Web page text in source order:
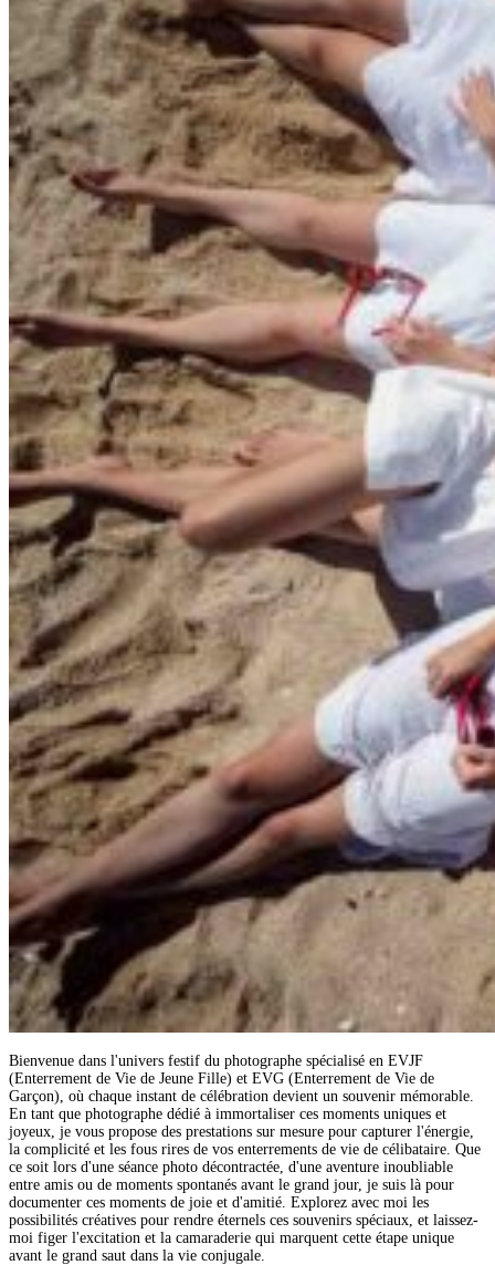
Bienvenue dans l'univers festif du photographe spécialisé en EVJF
(Enterrement de Vie de Jeune Fille) et EVG (Enterrement de Vie de
Garçon), où chaque instant de célébration devient un souvenir mémorable.
En tant que photographe dédié à immortaliser ces moments uniques et
joyeux, je vous propose des prestations sur mesure pour capturer l'énergie,
la complicité et les fous rires de vos enterrements de vie de célibataire. Que
ce soit lors d'une séance photo décontractée, d'une aventure inoubliable
entre amis ou de moments spontanés avant le grand jour, je suis là pour
documenter ces moments de joie et d'amitié. Explorez avec moi les
possibilités créatives pour rendre éternels ces souvenirs spéciaux, et laissez-
moi figer l'excitation et la camaraderie qui marquent cette étape unique
avant le grand saut dans la vie conjugale.